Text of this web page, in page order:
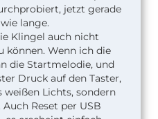
jetzt gerade
lange.
Klingel auch nicht
können. Wenn ich die
die Startmelodie, und
Druck auf den Taster,
weißen Lichts, sondern
Reset per USB